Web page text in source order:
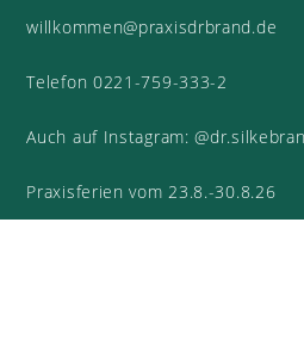
willkommen@praxisdrbrand.de
Telefon 0221-759-333-2
Auch auf Instagram:
Praxisferien vom 23.8.-30.8.26